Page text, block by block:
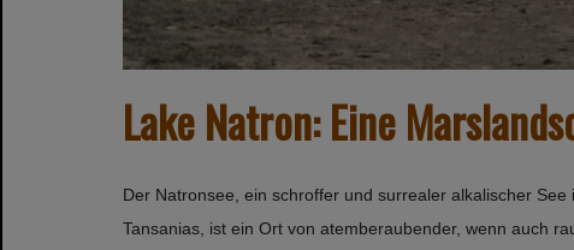
Lake Natron: Eine
Der Natronsee, ein schroffer und surrealer alkalischer
Tansanias, ist ein Ort von atemberaubender, wenn auch